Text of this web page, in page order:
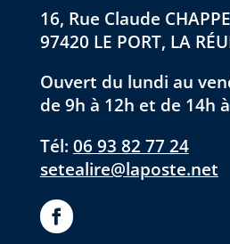
16, Rue Claude
97420 LE PORT, LA
Ouvert du lundi au
de 9h à 12h et de 14h
Tél: 06 93 82 77 24
setealire@laposte.net